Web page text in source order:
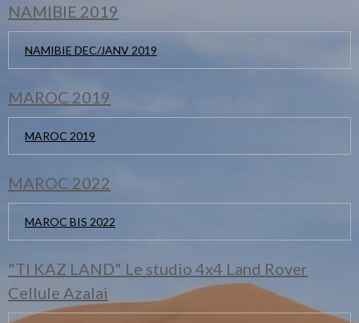
NAMIBIE 2019
NAMIBIE DEC/JANV 2019
MAROC 2019
MAROC 2019
MAROC 2022
MAROC BIS 2022
"TI KAZ LAND" Le studio 4x4 Land Rover
Cellule Azalai